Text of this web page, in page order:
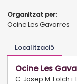
Organitzat per:
Ocine Les Gavarres
Localització
Ocine Les
C. Josep M. Folch i